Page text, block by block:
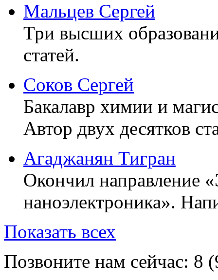
Мальцев Сергей
Три высших
статей.
Соков Сергей
Бакалавр химии и
Автор двух десятков
Агаджанян Тигран
Окончил направление
наноэлектроника».
Показать всех
Позвоните нам сейчас: 8